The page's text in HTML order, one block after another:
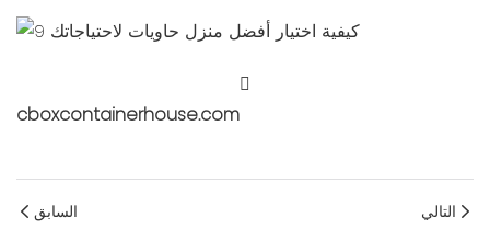
cboxcontainerhouse.com
السابق التالي